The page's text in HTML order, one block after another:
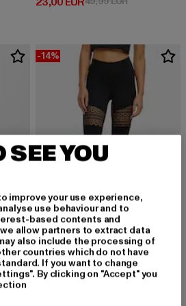
29,99 EUR
-14%
URBAN CLASSICS
Crochet Lace
24,07 EUR
Derzeitiger Preis: 24,07 EUR
27,99 EURAktionspreis:
SEE YOU
improve your use experience,
use behaviour and to
based contents and
allow partners to extract data
also include the processing of
countries which do not have
If you want to change
By clicking on "Accept" you